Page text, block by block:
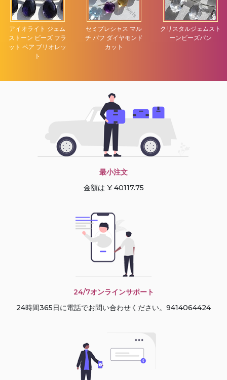
アイオライト ジェム
ストーン ビーズ フラ
ット ペア ブリオレッ
ト
セミプレシャス マル
チ パフ ダイヤモンド
カット
クリスタルジェムスト
ーンビーズパン
最小注文
金額は ¥ 40117.75
24/7オンラインサポート
24時間365日に電話でお問い合わせください。9414064424